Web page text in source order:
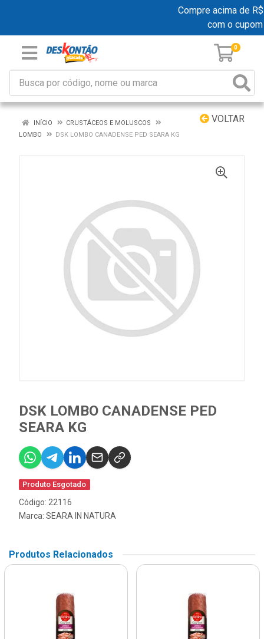
Compre acima de
com o cupom
0
VOLTAR
INÍCIO
CRUSTÁCEOS E MOLUSCOS
LOMBO
DSK LOMBO CANADENSE PED SEARA KG
DSK LOMBO CANADENSE PED
SEARA KG
Produto Esgotado
Código: 22116
Marca: SEARA IN NATURA
Produtos Relacionados